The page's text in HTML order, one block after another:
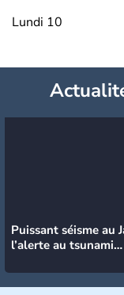
Lundi 10
Puissant séisme au
l’alerte au tsunami